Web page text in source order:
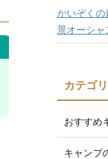
かいぞくの
景オーシャ
カテゴ
おすすめ
キャンプ